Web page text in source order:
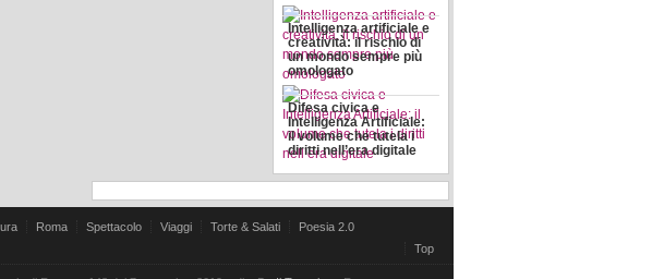
Intelligenza artificiale e
creatività: il rischio di
un mondo sempre più
omologato
Difesa civica e
Intelligenza Artificiale:
il volume che tutela i
diritti nell’era digitale
Roma Spettacolo Viaggi Torte & Salati
Poesia 2.0
Top